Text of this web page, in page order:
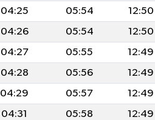
04:25 05:54 12:50
04:26 05:54 12:50
04:27 05:55 12:49
04:28 05:56 12:49
04:29 05:57 12:49
04:31 05:58 12:49